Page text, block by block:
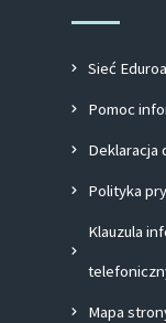
Sieć
Pomoc
Deklaracja
Polityka
Klauzula
Mapa